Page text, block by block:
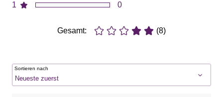
1
0
Gesamt: (8)
Sortieren nach